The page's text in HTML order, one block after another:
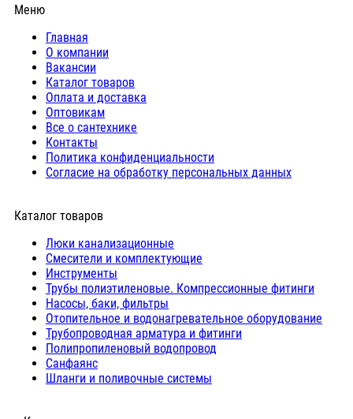
Меню
Главная
О компании
Вакансии
Каталог товаров
Оплата и доставка
Оптовикам
Все о сантехнике
Контакты
Политика конфиденциальности
Согласие на обработку персональных данных
Каталог товаров
Люки канализационные
Cмесители и комплектующие
Инструменты
Трубы полиэтиленовые. Компрессионные фитинги
Насосы, баки, фильтры
Отопительное и водонагревательное оборудование
Трубопроводная арматура и фитинги
Полипропиленовый водопровод
Санфаянс
Шланги и поливочные системы